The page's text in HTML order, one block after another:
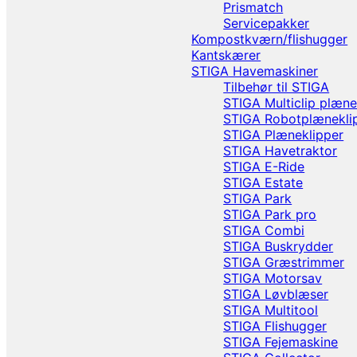
Prismatch
Servicepakker
Kompostkværn/flishugger
Kantskærer
STIGA Havemaskiner
Tilbehør til STIGA
STIGA Multiclip
STIGA
STIGA Plæneklipper
STIGA Havetraktor
STIGA E-Ride
STIGA Estate
STIGA Park
STIGA Park pro
STIGA Combi
STIGA Buskrydder
STIGA Græstrimmer
STIGA Motorsav
STIGA Løvblæser
STIGA Multitool
STIGA Flishugger
STIGA Fejemaskine